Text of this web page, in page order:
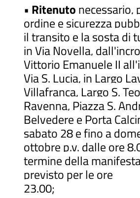
• Ritenutonecessario,
ordine e sicurezza
il transito e la sosta di
in Via Novella,
Vittorio Emanuele II
Via S. Lucia, in Largo
Villafranca, Largo S.
Ravenna, Piazza S.
Belvedere e Porta
sabato 28 e fino a
ottobre p.v. dalle ore
termine della
previsto per le ore
23.00;